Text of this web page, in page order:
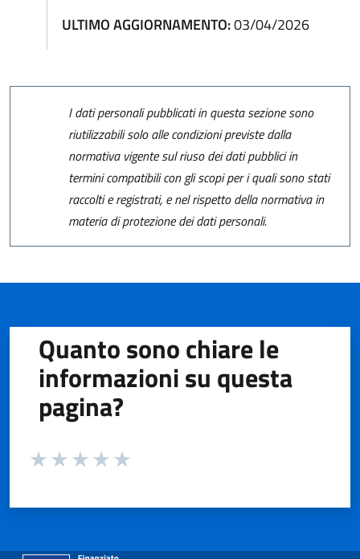
ULTIMO AGGIORNAMENTO:03/04/2026
I dati personali pubblicati in questa sezione sono
riutilizzabili solo alle condizioni previste dalla
normativa vigente sul riuso dei dati pubblici in
termini compatibili con gli scopi per i quali sono stati
raccolti e registrati, e nel rispetto della normativa in
materia di protezione dei dati personali.
Quanto sono chiare le
informazioni su questa
pagina?
Valuta da 1 a 5 stelle la pagina